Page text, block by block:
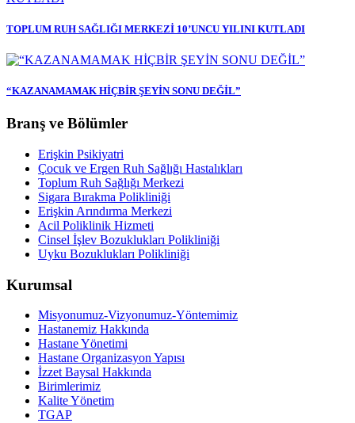
TOPLUM RUH SAĞLIĞI MERKEZİ 10’UNCU YILINI KUTLADI
“KAZANAMAMAK HİÇBİR ŞEYİN SONU DEĞİL”
Branş ve Bölümler
Erişkin Psikiyatri
Çocuk ve Ergen Ruh Sağlığı Hastalıkları
Toplum Ruh Sağlığı Merkezi
Sigara Bırakma Polikliniği
Erişkin Arındırma Merkezi
Acil Poliklinik Hizmeti
Cinsel İşlev Bozuklukları Polikliniği
Uyku Bozuklukları Polikliniği
Kurumsal
Misyonumuz-Vizyonumuz-Yöntemimiz
Hastanemiz Hakkında
Hastane Yönetimi
Hastane Organizasyon Yapısı
İzzet Baysal Hakkında
Birimlerimiz
Kalite Yönetim
TGAP